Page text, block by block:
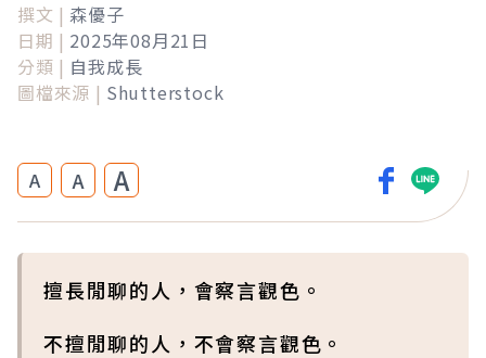
撰文 | 森優子
日期 | 2025年08月21日
分類 | 自我成長
圖檔來源 | Shutterstock
A A A
擅長閒聊的人，會察言觀色。
不擅閒聊的人，不會察言觀色。